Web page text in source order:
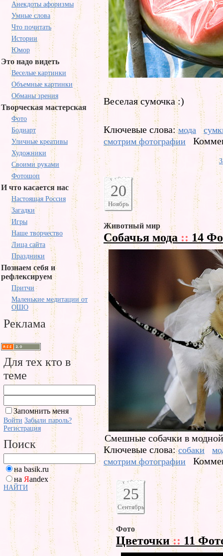
Анекдоты афоризмы
Умные слова
Что почитать
Истории
Юмор
Это надо видеть
Веселые картинки
Объемные картинки
Обманы зрения
Творческая мастерская
Фото
Бодиарт
Уличные креативы
Художники
Своими руками
Фотошоп
И что касается нас
Настоящая Россия
Загадки
Игры
Наше творчество
Лица сайта
Праздники
Познаем себя и
рефлексируем
Притчи
Маленькие медитации от
ОШО
Реклама
Для тех кто в
теме
Запомнить меня
Войти Забыли пароль?
Регистрация
Поиск
на basik.ru
на Яandex
НАЙТИ
Веселая сумочка :)
Ключевые слова:мода
смотрим фотографии
20
Ноябрь
Животный мир
Собачья мода :: 14
Смешные собачки в
Ключевые слова:собаки
смотрим фотографии
25
Сентябрь
Фото
Цветочки:: 11